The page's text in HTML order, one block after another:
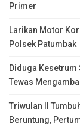
Primer
Larikan Motor
Polsek Patumbak
Diduga Kesetrum
Tewas
Triwulan II
Beruntung,